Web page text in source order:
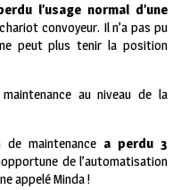
l’usage normal d’une
convoyeur. Il n’a pas pu
peut plus tenir la position
au niveau de la
maintenance a perdu 3
de l’automatisation
appelé Minda !